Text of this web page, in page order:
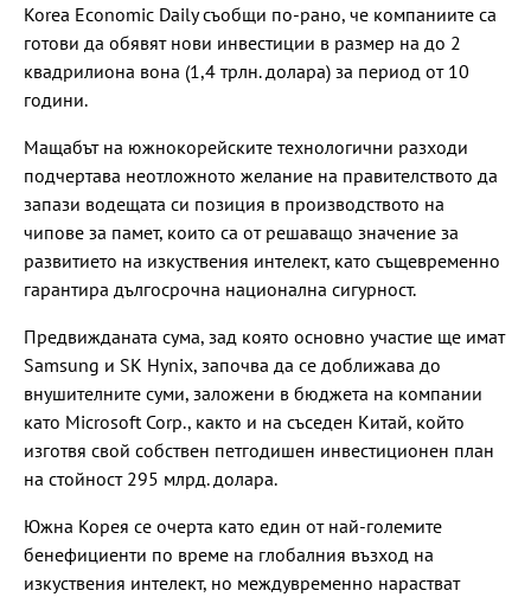
Korea Economic Daily съобщи по-рано, че компаниите са
готови да обявят нови инвестиции в размер на до 2
квадрилиона вона (1,4 трлн. долара) за период от 10
години.
Мащабът на южнокорейските технологични разходи
подчертава неотложното желание на правителството да
запази водещата си позиция в производството на
чипове за памет, които са от решаващо значение за
развитието на изкуствения интелект, като същевременно
гарантира дългосрочна национална сигурност.
Предвижданата сума, зад която основно участие ще имат
Samsung и SK Hynix, започва да се доближава до
внушителните суми, заложени в бюджета на компании
като Microsoft Corp., както и на съседен Китай, който
изготвя свой собствен петгодишен инвестиционен план
на стойност 295 млрд. долара.
Южна Корея се очерта като един от най-големите
бенефициенти по време на глобалния възход на
изкуствения интелект, но междувременно нарастват